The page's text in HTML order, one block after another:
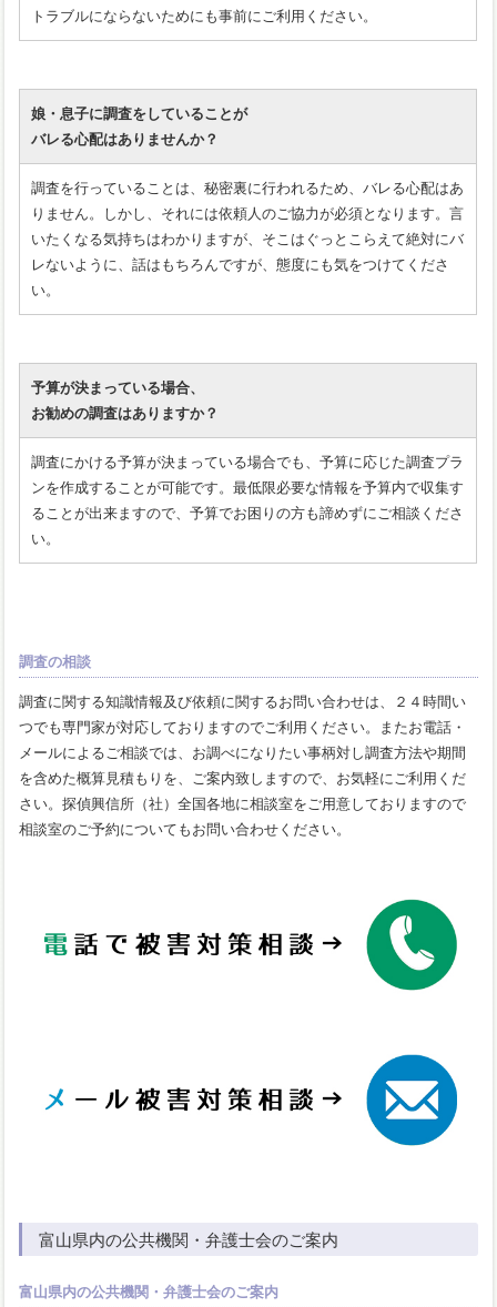
トラブルにならないためにも事前にご利用ください。
娘・息子に調査をしていることが
バレる心配はありませんか？
調査を行っていることは、秘密裏に行われるため、バレる心配はあ
りません。しかし、それには依頼人のご協力が必須となります。言
いたくなる気持ちはわかりますが、そこはぐっとこらえて絶対にバ
レないように、話はもちろんですが、態度にも気をつけてくださ
い。
予算が決まっている場合、
お勧めの調査はありますか？
調査にかける予算が決まっている場合でも、予算に応じた調査プラ
ンを作成することが可能です。最低限必要な情報を予算内で収集す
ることが出来ますので、予算でお困りの方も諦めずにご相談くださ
い。
調査の相談
調査に関する知識情報及び依頼に関するお問い合わせは、２４時間い
つでも専門家が対応しておりますのでご利用ください。またお電話・
メールによるご相談では、お調べになりたい事柄対し調査方法や期間
を含めた概算見積もりを、ご案内致しますので、お気軽にご利用くだ
さい。探偵興信所（社）全国各地に相談室をご用意しておりますので
相談室のご予約についてもお問い合わせください。
富山県内の公共機関・弁護士会のご案内
富山県内の公共機関・弁護士会のご案内